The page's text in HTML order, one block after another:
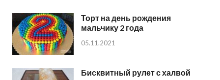
Торт на день рождения
мальчику 2 года
05.11.2021
Бисквитный рулет с халвой